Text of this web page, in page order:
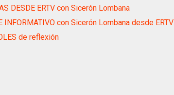
DESDE ERTV con Sicerón Lombana
INFORMATIVO con Sicerón Lombana desde ERTV
de reflexión